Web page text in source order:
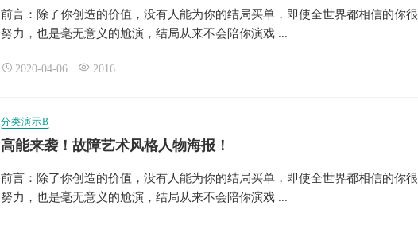
前言：除了你创造的价值，没有人能为你的结局买单，即使全世界都相信的你很
努力，也是毫无意义的尬演，结局从来不会陪你演戏 ...
2020-04-06 2016
分类演示B
高能来袭！故障艺术风格人物海报！
前言：除了你创造的价值，没有人能为你的结局买单，即使全世界都相信的你很
努力，也是毫无意义的尬演，结局从来不会陪你演戏 ...